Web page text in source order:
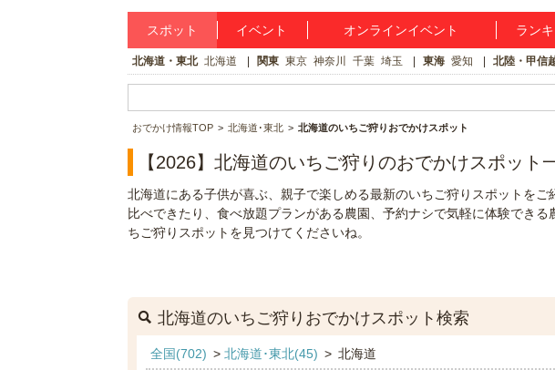
スポット イベント オンラインイベント ラン
北海道・東北 北海道 関東 東京 神奈川 千葉 埼玉 東海 愛知 北陸・甲信
おでかけ情報TOP 北海道･東北 北海道のいちご狩りおでかけスポット
【2026】北海道のいちご狩りのおでかけスポット
北海道にある子供が喜ぶ、親子で楽しめる最新のいちご狩りスポットをご
比べできたり、食べ放題プランがある農園、予約ナシで気軽に体験でき
ちご狩りスポットを見つけてくださいね。
北海道のいちご狩りおでかけスポット検索
全国(702) > 北海道･東北(45) > 北海道